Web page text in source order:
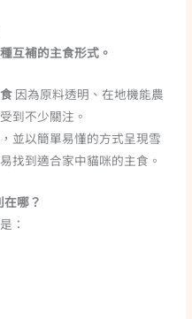
互補的主食形式。
因為原料透明、在地機能農
到不少關注。
並以簡單易懂的方式呈現雪
找到適合家中貓咪的主食。
哪？
：